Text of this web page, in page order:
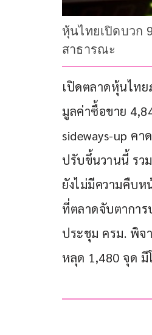
หุ้นไทยเปิดบวก
สาธารณะ
เปิดตลาดหุ้นไท
มูลค่าซื้อขาย
sideways-up ค
ปรับขึ้นวานนี้ รว
ยังไม่มีความคืบห
ที่ตลาดจับตากา
ประชุม ครม. พิจ
หลุด 1,480 จุด